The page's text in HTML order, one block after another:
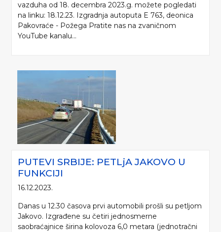
vazduha od 18. decembra 2023.g. možete pogledati
na linku: 18.12.23. Izgradnja autoputa E 763, deonica
Pakovraće - Požega Pratite nas na zvaničnom
YouTube kanalu...
PUTEVI SRBIJE: PETLjA JAKOVO U
FUNKCIJI
16.12.2023.
Danas u 12.30 časova prvi automobili prošli su petljom
Jakovo. Izgrađene su četiri jednosmerne
saobraćajnice širina kolovoza 6,0 metara (jednotračni